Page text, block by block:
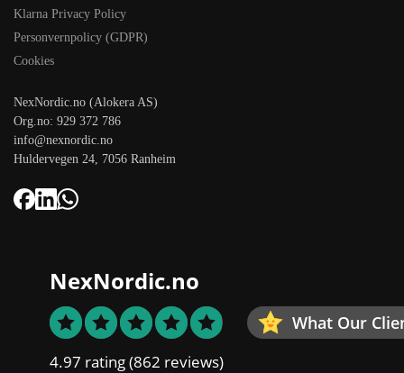
Klarna Privacy Policy
Personvernpolicy (GDPR)
Cookies
NexNordic.no (Alokera AS)
Org.no: 929 372 786
info@nexnordic.no
Huldervegen 24, 7056 Ranheim
NexNordic.no
What Our
4.97 rating(862 reviews)